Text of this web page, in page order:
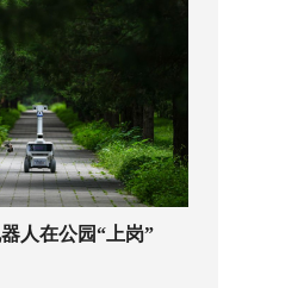
人在公园“上岗”